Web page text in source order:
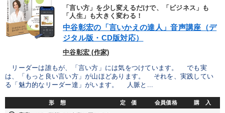
「言い方」を少し変えるだけで、「ビジネス」も
「人生」も大きく変わる！
中谷彰宏の「言いかえの達人」音声講座（デ
ジタル版・CD版対応）
中谷彰宏 (作家)
リーダーは誰もが、「言い方」には気をつけています。 でも実
は、「もっと良い言い方」が山ほどあります。 それを、実践してい
る「魅力的なリーダー達」がいます。 人脈と...
形 態 定 価 会員価格 購 入